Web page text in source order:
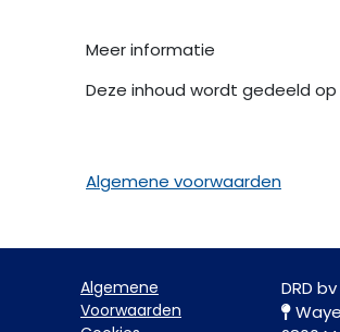
Meer informatie
Deze inhoud wordt gedeeld
Algemene voorwaarden
DRD bv
Algemene
Voorwaarden